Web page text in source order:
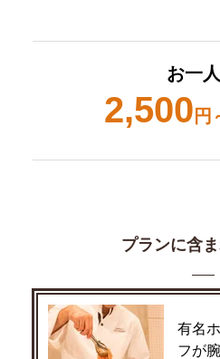
お一
2,500 円
プランに含
有名
フが